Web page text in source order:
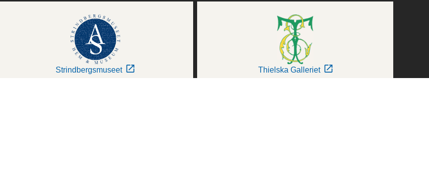
Strindbergsmuseet Thielska Galleriet